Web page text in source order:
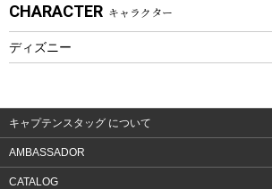
ウェア、タオル
ウェア
CHARACTER キャラクター
ディズニー
キャプテンスタッグ について
AMBASSADOR
CATALOG